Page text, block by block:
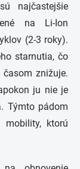
najčastejšie
na Li-Ion
(2-3 roky).
starnutia, čo
znižuje.
ju nie je
Týmto pádom
mobility, ktorú